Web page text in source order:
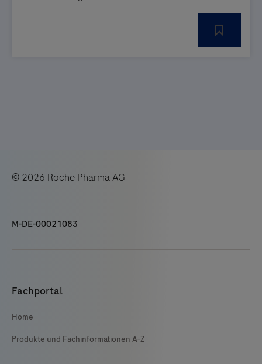
© 2026 Roche Pharma AG
M-DE-00021083
Fachportal
Home
Produkte und Fachinformationen A-Z